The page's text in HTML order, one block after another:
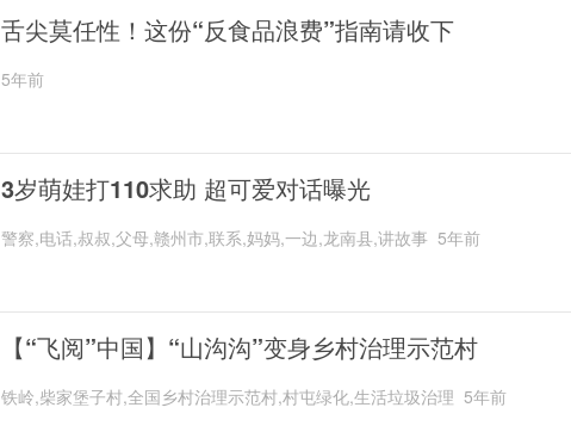
舌尖莫任性！这份“反食品浪费”指南请收下
5年前
3岁萌娃打110求助 超可爱对话曝光
警察,电话,叔叔,父母,赣州市,联系,妈妈,一边,龙南县,讲故事 5年前
【“飞阅”中国】“山沟沟”变身乡村治理示范村
铁岭,柴家堡子村,全国乡村治理示范村,村屯绿化,生活垃圾治理 5年前